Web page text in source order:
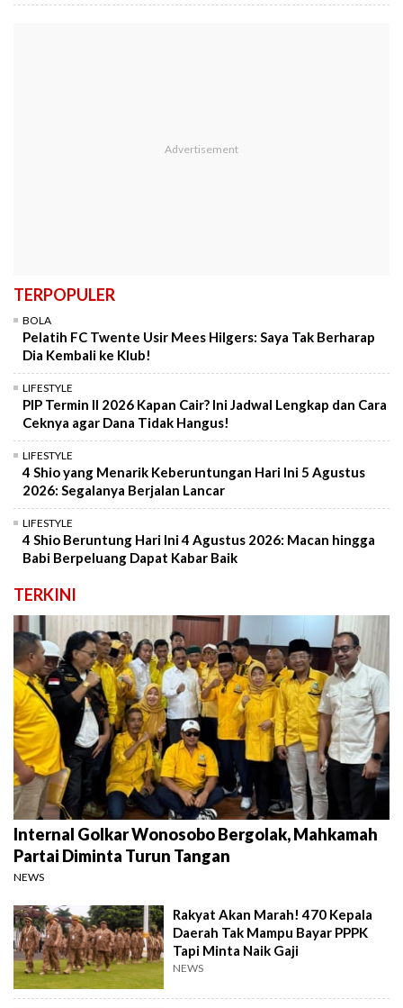
TERPOPULER
BOLA
Pelatih FC Twente Usir Mees Hilgers: Saya Tak Berharap
Dia Kembali ke Klub!
LIFESTYLE
PIP Termin II 2026 Kapan Cair? Ini Jadwal Lengkap dan Cara
Ceknya agar Dana Tidak Hangus!
LIFESTYLE
4 Shio yang Menarik Keberuntungan Hari Ini 5 Agustus
2026: Segalanya Berjalan Lancar
LIFESTYLE
4 Shio Beruntung Hari Ini 4 Agustus 2026: Macan hingga
Babi Berpeluang Dapat Kabar Baik
TERKINI
Internal Golkar Wonosobo Bergolak, Mahkamah
Partai Diminta Turun Tangan
NEWS
Rakyat Akan Marah! 470 Kepala
Daerah Tak Mampu Bayar PPPK
Tapi Minta Naik Gaji
NEWS